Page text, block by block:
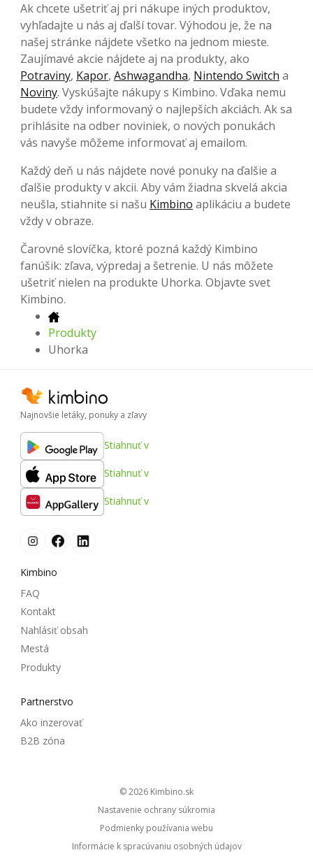
Ak chcete ušetriť aj pri nákupe iných produktov,
vyhľadajte u nás aj ďalší tovar. Výhodou je, že na
našej stránke nájdete všetko na jednom mieste.
Zaujímavé akcie nájdete aj na produkty, ako
Potraviny, Kapor, Ashwagandha, Nintendo Switch a
Noviny. Vyskúšajte nákupy s Kimbino. Vďaka nemu
budete vždy informovaný o najlepších akciách. Ak sa
prihlásite na odber noviniek, o nových ponukách
vás navyše môžeme informovať aj emailom.
Každý deň u nás nájdete nové ponuky na ďalšie a
ďalšie produkty v akcii. Aby vám žiadna skvelá akcia
neušla, stiahnite si našu Kimbino aplikáciu a budete
vždy v obraze.
Čarovné slovíčka, ktoré pozná každý Kimbino
fanúšik: zľava, výpredaj a šetrenie. U nás môžete
ušetriť nielen na produkte Uhorka. Objavte svet
Kimbino.
Produkty
Uhorka
Najnovšie letáky, ponuky a zľavy
Stiahnuť v
Stiahnuť v
Stiahnuť v
Kimbino
FAQ
Kontakt
Nahlásiť obsah
Mestá
Produkty
Partnerstvo
Ako inzerovať
B2B zóna
© 2026
kimbino.sk
Nastavenie ochrany súkromia
Podmienky používania webu
Informácie k spracúvaniu osobných údajov